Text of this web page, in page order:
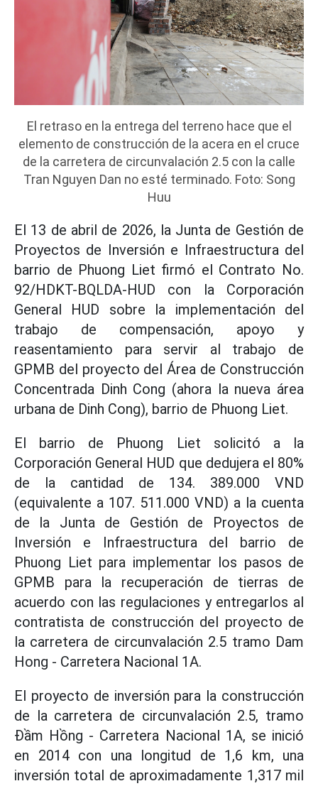
El retraso en la entrega del terreno hace que el
elemento de construcción de la acera en el cruce
de la carretera de circunvalación 2.5 con la calle
Tran Nguyen Dan no esté terminado. Foto: Song
Huu
El 13 de abril de 2026, la Junta de Gestión de
Proyectos de Inversión e Infraestructura del
barrio de Phuong Liet firmó el Contrato No.
92/HDKT-BQLDA-HUD con la Corporación
General HUD sobre la implementación del
trabajo de compensación, apoyo y
reasentamiento para servir al trabajo de
GPMB del proyecto del Área de Construcción
Concentrada Dinh Cong (ahora la nueva área
urbana de Dinh Cong), barrio de Phuong Liet.
El barrio de Phuong Liet solicitó a la
Corporación General HUD que dedujera el 80%
de la cantidad de 134. 389.000 VND
(equivalente a 107. 511.000 VND) a la cuenta
de la Junta de Gestión de Proyectos de
Inversión e Infraestructura del barrio de
Phuong Liet para implementar los pasos de
GPMB para la recuperación de tierras de
acuerdo con las regulaciones y entregarlos al
contratista de construcción del proyecto de
la carretera de circunvalación 2.5 tramo Dam
Hong - Carretera Nacional 1A.
El proyecto de inversión para la construcción
de la carretera de circunvalación 2.5, tramo
Đầm Hồng - Carretera Nacional 1A, se inició
en 2014 con una longitud de 1,6 km, una
inversión total de aproximadamente 1,317 mil